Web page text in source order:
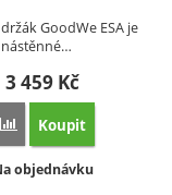
GoodWe ESA je
3 459 Kč
Přidat 'GoodWe ESA
Koupit
objednávku